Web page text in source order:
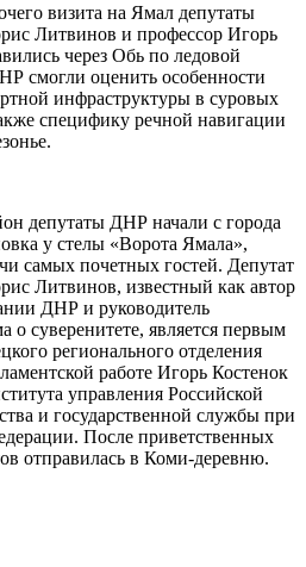
визита на Ямал депутаты
Литвинов и профессор Игорь
через Обь по ледовой
смогли оценить особенности
инфраструктуры в суровых
специфику речной навигации
депутаты ДНР начали с города
у стелы «Ворота Ямала»,
самых почетных гостей. Депутат
Литвинов, известный как автор
ДНР и руководитель
о суверенитете, является первым
регионального отделения
работе Игорь Костенок
управления Российской
и государственной службы при
После приветственных
отправилась в Коми-деревню.